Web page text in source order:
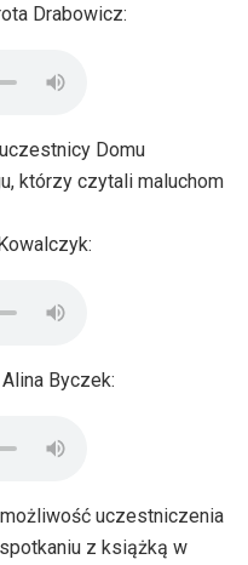
Drabowicz:
Domu
którzy czytali maluchom
Byczek:
uczestniczenia
z książką w